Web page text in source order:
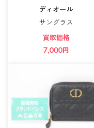
ディオール
サングラス
買取価格
7,000円